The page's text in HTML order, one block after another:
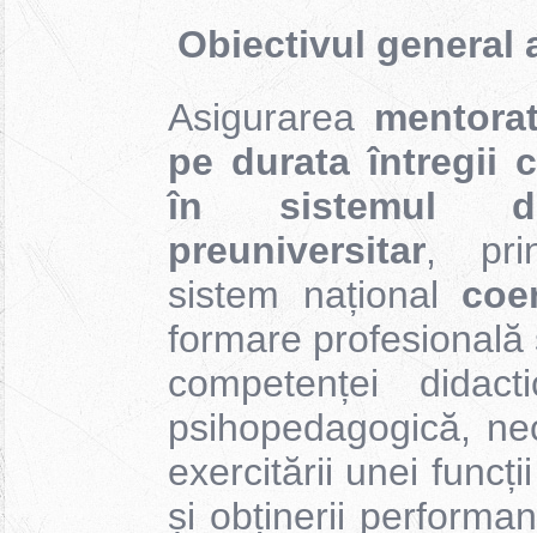
Obiectivul general
Asigurarea
pe durata întregii
în sistemul
preuniversitar,
sistem național
formare
competenței
psihopedagogică,
exercitării unei
și obținerii